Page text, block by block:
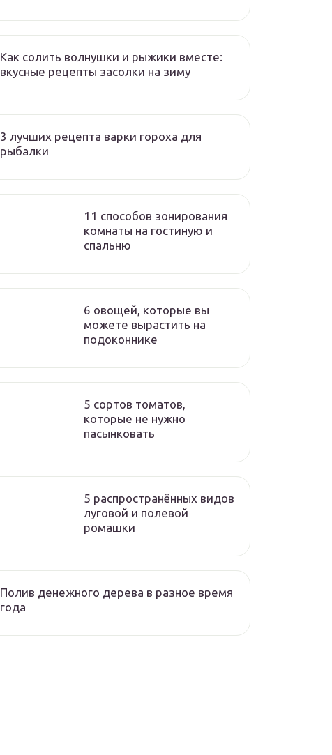
Как солить волнушки и рыжики вместе:
вкусные рецепты засолки на зиму
3 лучших рецепта варки гороха для
рыбалки
11 способов зонирования
комнаты на гостиную и
спальню
6 овощей, которые вы
можете вырастить на
подоконнике
5 сортов томатов,
которые не нужно
пасынковать
5 распространённых видов
луговой и полевой
ромашки
Полив денежного дерева в разное время
года